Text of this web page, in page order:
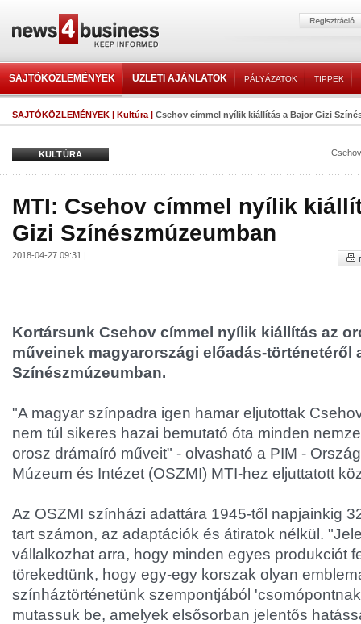
SAJTÓKÖZLEMÉNYEK ÜZLETI AJÁNLATOK PÁLYÁZATOK TIPPEK
SAJTÓKÖZLEMÉNYEK | Kultúra | Csehov címmel nyílik kiállítás a Bajor Gizi
KULTÚRA Csehov
MTI: Csehov címmel nyílik
Gizi Színészmúzeumban
2018-04-27 09:31 |
Kortársunk Csehov címmel nyílik kiállítás az
műveinek magyarországi előadás-történetéről
Színészmúzeumban.
"A magyar színpadra igen hamar eljutottak
nem túl sikeres hazai bemutató óta minden
orosz drámaíró műveit" - olvasható a PIM -
Múzeum és Intézet (OSZMI) MTI-hez eljuttatott
Az OSZMI színházi adattára 1945-től napjainkig
tart számon, az adaptációk és átiratok nélkül.
vállalkozhat arra, hogy minden egyes produkciót
törekedtünk, hogy egy-egy korszak olyan
színháztörténetünk szempontjából
mutassuk be, amelyek elsősorban jelentős